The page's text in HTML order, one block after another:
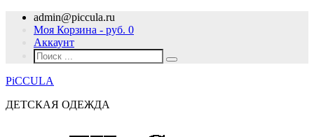
admin@piccula.ru
Моя Корзина - руб. 0
Аккаунт
PiCCULA
ДЕТСКАЯ ОДЕЖДА